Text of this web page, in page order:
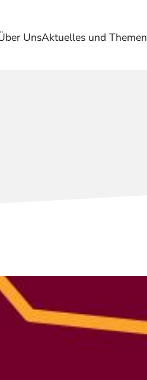
UnsAktuelles und Themen